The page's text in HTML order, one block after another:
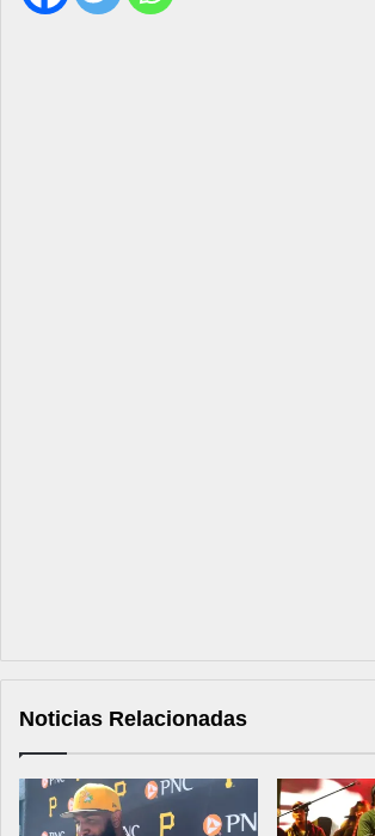
Noticias Relacionadas